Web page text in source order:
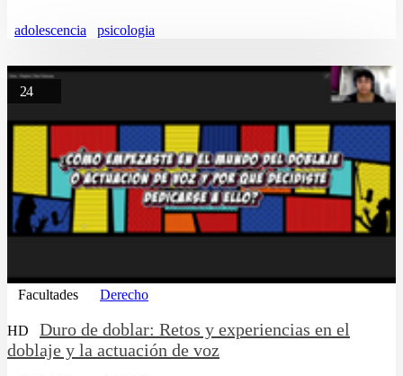
adolescencia psicologia
24
Facultades Derecho
HD
Duro de doblar: Retos y experiencias en el
doblaje y la actuación de voz